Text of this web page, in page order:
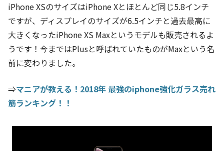
iPhone XSのサイズはiPhone Xとほとんど同じ5.8インチ
ですが、ディスプレイのサイズが6.5インチと過去最高に
大きくなったiPhone XS Maxというモデルも販売されるよ
うです！今まではPlusと呼ばれていたものがMaxという名
前に変わりました。
⇒マニアが教える！2018年 最強のiphone強化ガラス売れ
筋ランキング！！